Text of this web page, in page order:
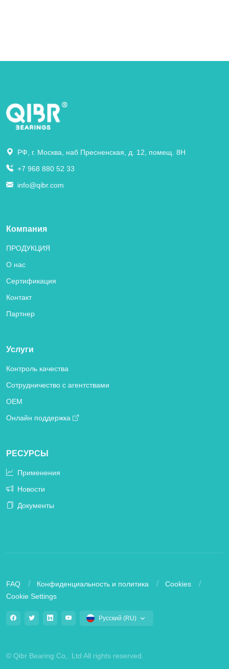
РФ, г. Москва, наб Пресненская, д. 12, помещ. 8Н
+7 968 880 52 33
info@qibr.com
Компания
ПРОДУКЦИЯ
О нас
Сертификация
Контакт
Партнер
Услуги
Контроль качества
Сотрудничество с агентствами
OEM
Онлайн поддержка
РЕСУРСЫ
Применения
Новости
Документы
FAQ Конфиденциальность и политика
Cookies
Cookie Settings
Русский (RU)
© Qibr Bearing Co,. Ltd All rights reserved.